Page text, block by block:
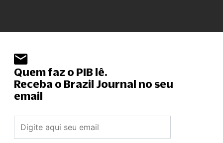
Quem faz o PIB lê.
Receba o Brazil Journal no seu
email